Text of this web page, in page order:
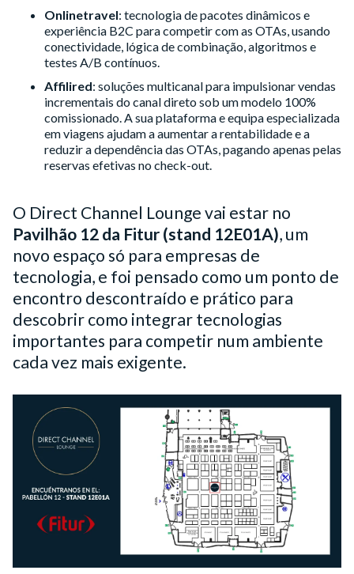
Onlinetravel: tecnologia de pacotes dinâmicos e
experiência B2C para competir com as OTAs, usando
conectividade, lógica de combinação, algoritmos e
testes A/B contínuos.
Affilired: soluções multicanal para impulsionar vendas
incrementais do canal direto sob um modelo 100%
comissionado. A sua plataforma e equipa especializada
em viagens ajudam a aumentar a rentabilidade e a
reduzir a dependência das OTAs, pagando apenas pelas
reservas efetivas no check-out.
O Direct Channel Lounge vai estar no
Pavilhão 12 da Fitur (stand 12E01A), um
novo espaço só para empresas de
tecnologia, e foi pensado como um ponto de
encontro descontraído e prático para
descobrir como integrar tecnologias
importantes para competir num ambiente
cada vez mais exigente.